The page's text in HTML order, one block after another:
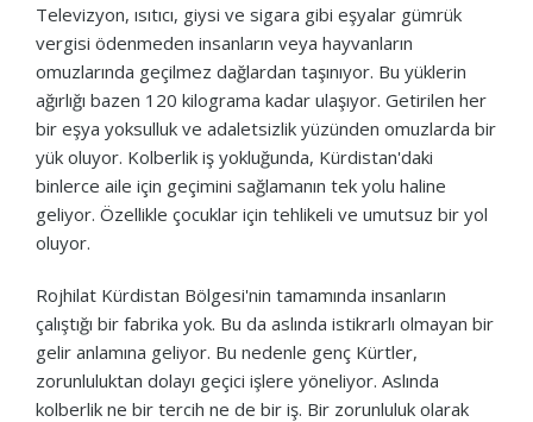
Televizyon, ısıtıcı, giysi ve sigara gibi eşyalar gümrük
vergisi ödenmeden insanların veya hayvanların
omuzlarında geçilmez dağlardan taşınıyor. Bu yüklerin
ağırlığı bazen 120 kilograma kadar ulaşıyor. Getirilen her
bir eşya yoksulluk ve adaletsizlik yüzünden omuzlarda bir
yük oluyor. Kolberlik iş yokluğunda, Kürdistan'daki
binlerce aile için geçimini sağlamanın tek yolu haline
geliyor. Özellikle çocuklar için tehlikeli ve umutsuz bir yol
oluyor.
Rojhilat Kürdistan Bölgesi'nin tamamında insanların
çalıştığı bir fabrika yok. Bu da aslında istikrarlı olmayan bir
gelir anlamına geliyor. Bu nedenle genç Kürtler,
zorunluluktan dolayı geçici işlere yöneliyor. Aslında
kolberlik ne bir tercih ne de bir iş. Bir zorunluluk olarak